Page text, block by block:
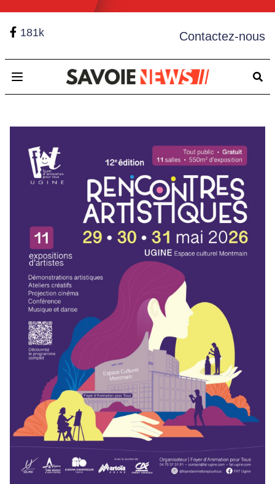
181k Contactez-nous
Open main menu